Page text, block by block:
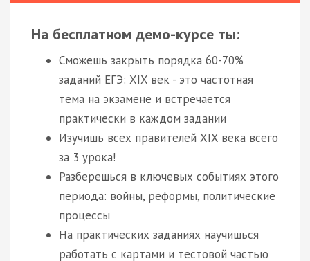
На бесплатном демо-курсе ты:
Сможешь закрыть порядка 60-70%
заданий ЕГЭ: XIX век - это частотная
тема на экзамене и встречается
практически в каждом задании
Изучишь всех правителей XIX века всего
за 3 урока!
Разберешься в ключевых событиях этого
периода: войны, реформы, политические
процессы
На практических заданиях научишься
работать с картами и тестовой частью